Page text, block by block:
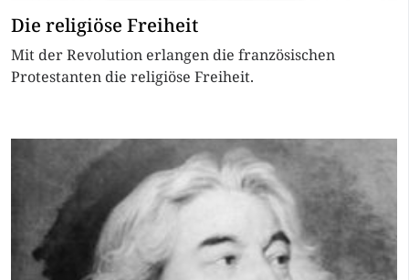
Die religiöse Freiheit
Mit der Revolution erlangen die französischen
Protestanten die religiöse Freiheit.